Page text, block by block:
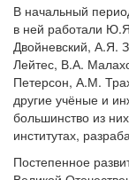
В начальный
в ней работали
Двойневский, А.Я.
Лейтес, В.А.
Петерсон, А.М.
другие учёные и
большинство из
институтах,
Постепенное